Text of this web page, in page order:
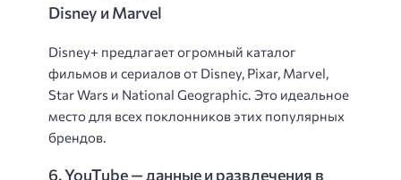
Disney и Marvel
Disney+ предлагает огромный каталог
фильмов и сериалов от Disney, Pixar, Marvel,
Star Wars и National Geographic. Это идеальное
место для всех поклонников этих популярных
брендов.
6. YouTube — данные и развлечения в